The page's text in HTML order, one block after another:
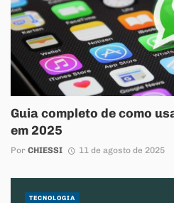
Guia completo de como
em 2025
Por CHIESSI 11 de agosto de 2025
TECNOLOGIA